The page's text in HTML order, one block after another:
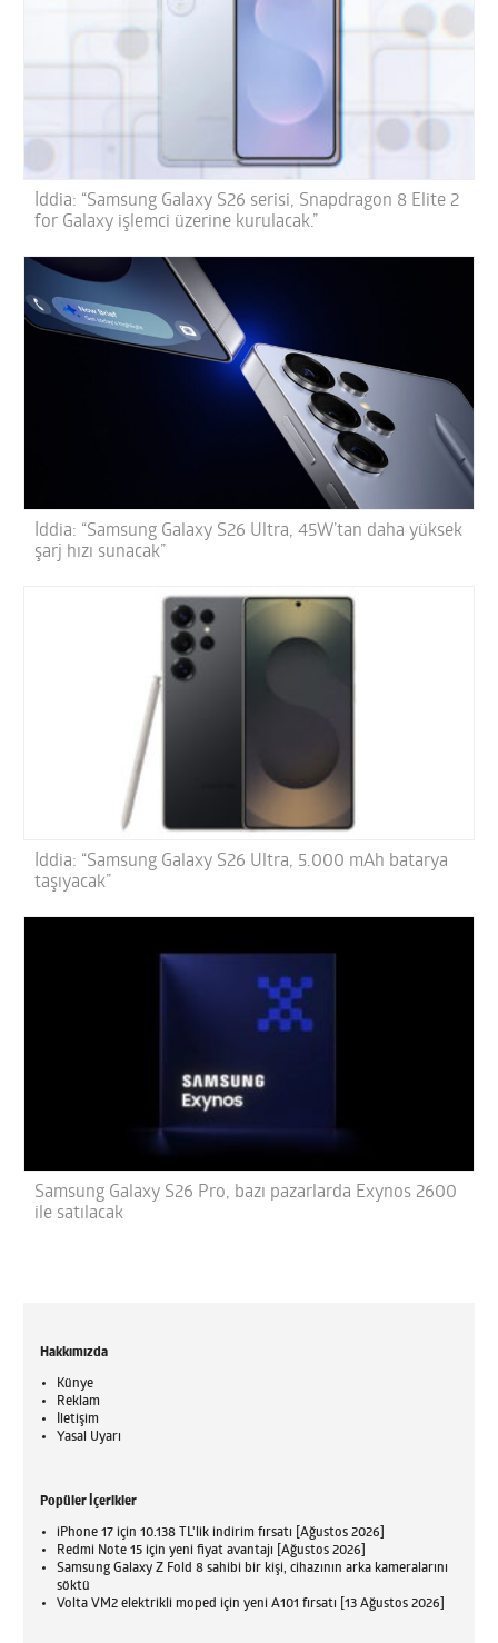
İddia: “Samsung Galaxy S26 serisi, Snapdragon 8 Elite 2
for Galaxy işlemci üzerine kurulacak.”
İddia: “Samsung Galaxy S26 Ultra, 45W’tan daha yüksek
şarj hızı sunacak”
İddia: “Samsung Galaxy S26 Ultra, 5.000 mAh batarya
taşıyacak”
Samsung Galaxy S26 Pro, bazı pazarlarda Exynos 2600
ile satılacak
Hakkımızda
Künye
Reklam
İletişim
Yasal Uyarı
Popüler İçerikler
iPhone 17 için 10.138 TL'lik indirim fırsatı [Ağustos 2026]
Redmi Note 15 için yeni fiyat avantajı [Ağustos 2026]
Samsung Galaxy Z Fold 8 sahibi bir kişi, cihazının arka kameralarını
söktü
Volta VM2 elektrikli moped için yeni A101 fırsatı [13 Ağustos 2026]